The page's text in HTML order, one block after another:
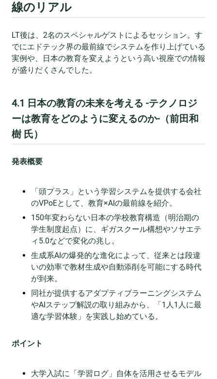
線のリアル
LT後は、2名のスペシャルゲストによるセッション。す
でにエドテック界の最前線でシステムを作り上げている
実例や、日本の教育を変えようという高い視座での情報
が盛りだくさんでした。
4.1 日本の教育の未来を考える -テクノロジ
ーは教育をどのように変えるのか-（前田和
樹 氏）
発表概要
「頭プラス」という学習システムを提供する会社
のVPoEとして、教育×AIの最前線を紹介。
150年変わらない日本の学校教育構造（明治期の
学生制度起点）に、ギガスクール構想やソサエテ
ィ5.0などで変化の兆し。
生成系AIの爆発的な進化によって、従来とは段違
いの効率で教材生成や自動添削を可能にする時代
が到来。
同社が提供するアダプティブラーニングシステム
やAIステップ解説の取り組みから、「1人1人に最
適な学習体験」を実践し始めている。
ポイント
大学入試に「学習ログ」自体を活用させるモデル